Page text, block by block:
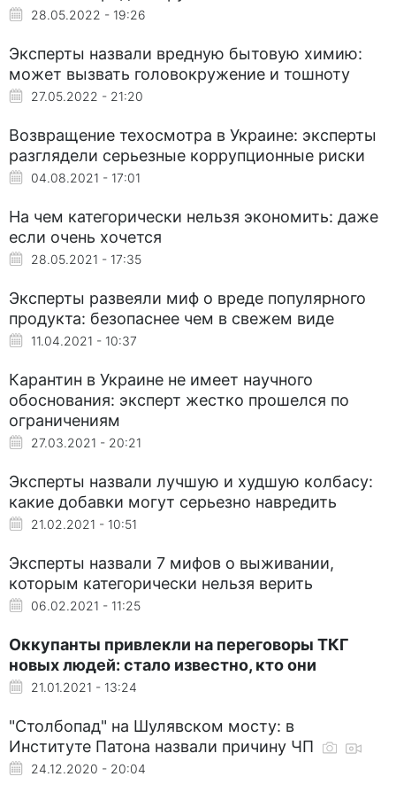
28.05.2022 - 19:26
Эксперты назвали вредную бытовую химию:
может вызвать головокружение и тошноту
27.05.2022 - 21:20
Возвращение техосмотра в Украине: эксперты
разглядели серьезные коррупционные риски
04.08.2021 - 17:01
На чем категорически нельзя экономить: даже
если очень хочется
28.05.2021 - 17:35
Эксперты развеяли миф о вреде популярного
продукта: безопаснее чем в свежем виде
11.04.2021 - 10:37
Карантин в Украине не имеет научного
обоснования: эксперт жестко прошелся по
ограничениям
27.03.2021 - 20:21
Эксперты назвали лучшую и худшую колбасу:
какие добавки могут серьезно навредить
21.02.2021 - 10:51
Эксперты назвали 7 мифов о выживании,
которым категорически нельзя верить
06.02.2021 - 11:25
Оккупанты привлекли на переговоры ТКГ
новых людей: стало известно, кто они
21.01.2021 - 13:24
"Столбопад" на Шулявском мосту: в
Институте Патона назвали причину ЧП
24.12.2020 - 20:04